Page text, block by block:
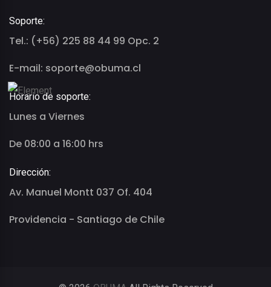
Soporte:
Tel.: (+56) 225 88 44 99 Opc. 2
E-mail: soporte@obuma.cl
Horario de soporte:
Lunes a Viernes
De 08:00 a 16:00 hrs
Dirección:
Av. Manuel Montt 037 Of. 404
Providencia - Santiago de Chile